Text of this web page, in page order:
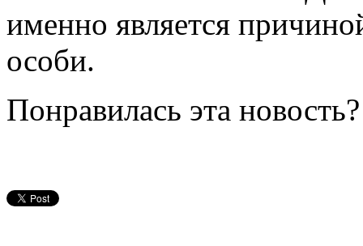
именно является
особи.
Понравилась эта